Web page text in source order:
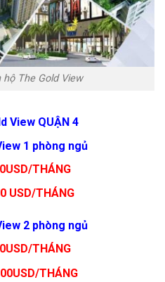
The Gold View
View QUẬN 4
1 phòng ngủ
THÁNG
USD/THÁNG
2 phòng ngủ
THÁNG
THÁNG